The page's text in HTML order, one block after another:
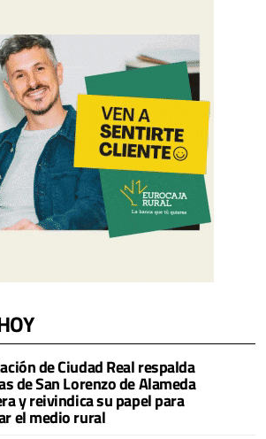
de Ciudad Real respalda
de San Lorenzo de Alameda
y reivindica su papel para
el medio rural